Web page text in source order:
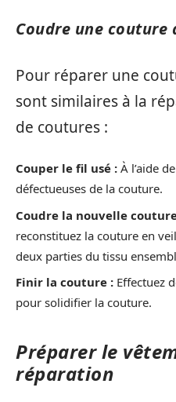
Coudre une couture
Pour réparer une
sont similaires à la
de coutures :
Couper le fil usé : À l’aide
défectueuses de la couture.
Coudre la nouvelle
reconstituez la couture en
deux parties du tissu
Finir la couture : Effectuez
pour solidifier la couture.
Préparer le
réparation